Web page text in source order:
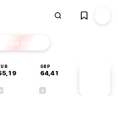
Finans EKSTRA
GBP
64,41